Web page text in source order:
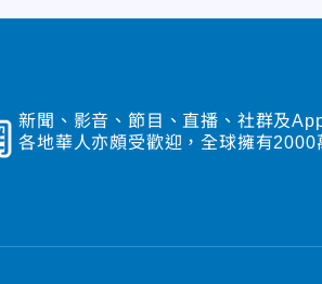
新聞、影音、節目、直播、社群及
各地華人亦頗受歡迎，全球擁有2000